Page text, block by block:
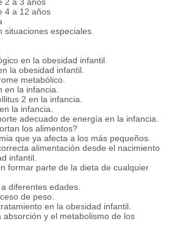
4 a 12 años
especiales.
en la obesidad infantil.
la obesidad infantil.
metabólico.
en la infancia.
2 en la infancia.
la infancia.
adecuado de energía en la infancia.
los alimentos?
que ya afecta a los más pequeños.
alimentación desde el nacimiento
infantil.
formar parte de la dieta de cualquier
diferentes edades.
de peso.
en la obesidad infantil.
absorción y el metabolismo de los